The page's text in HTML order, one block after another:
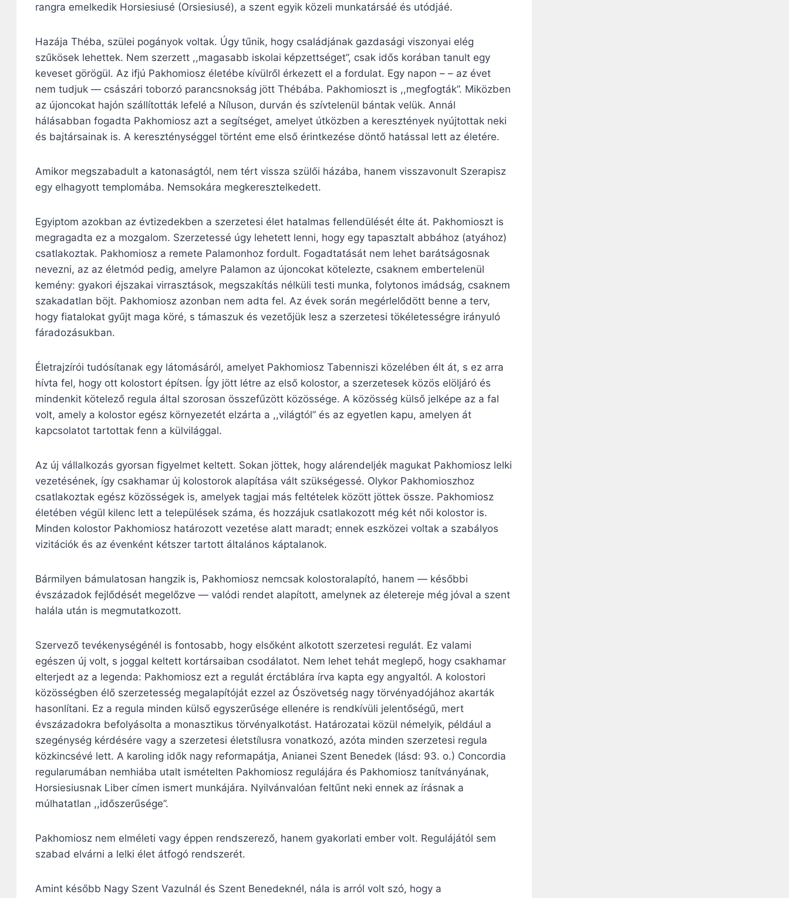
rangra emelkedik Horsiesiusé (Orsiesiusé), a szent egyik közeli munkatársáé és utódjáé.
Hazája Théba, szülei pogányok voltak. Úgy tűnik, hogy családjának gazdasági viszonyai elég
szűkösek lehettek. Nem szerzett ,,magasabb iskolai képzettséget”, csak idős korában tanult egy
keveset görögül. Az ifjú Pakhomiosz életébe kívülről érkezett el a fordulat. Egy napon – – az évet
nem tudjuk — császári toborzó parancsnokság jött Thébába. Pakhomioszt is ,,megfogták”. Miközben
az újoncokat hajón szállították lefelé a Níluson, durván és szívtelenül bántak velük. Annál
hálásabban fogadta Pakhomiosz azt a segítséget, amelyet útközben a keresztények nyújtottak neki
és bajtársainak is. A kereszténységgel történt eme első érintkezése döntő hatással lett az életére.
Amikor megszabadult a katonaságtól, nem tért vissza szülői házába, hanem visszavonult Szerapisz
egy elhagyott templomába. Nemsokára megkeresztelkedett.
Egyiptom azokban az évtizedekben a szerzetesi élet hatalmas fellendülését élte át. Pakhomioszt is
megragadta ez a mozgalom. Szerzetessé úgy lehetett lenni, hogy egy tapasztalt abbához (atyához)
csatlakoztak. Pakhomiosz a remete Palamonhoz fordult. Fogadtatását nem lehet barátságosnak
nevezni, az az életmód pedig, amelyre Palamon az újoncokat kötelezte, csaknem embertelenül
kemény: gyakori éjszakai virrasztások, megszakítás nélküli testi munka, folytonos imádság, csaknem
szakadatlan böjt. Pakhomiosz azonban nem adta fel. Az évek során megérlelődött benne a terv,
hogy fiatalokat gyűjt maga köré, s támaszuk és vezetőjük lesz a szerzetesi tökéletességre irányuló
fáradozásukban.
Életrajzírói tudósítanak egy látomásáról, amelyet Pakhomiosz Tabenniszi közelében élt át, s ez arra
hívta fel, hogy ott kolostort építsen. Így jött létre az első kolostor, a szerzetesek közös elöljáró és
mindenkit kötelező regula által szorosan összefűzött közössége. A közösség külső jelképe az a fal
volt, amely a kolostor egész környezetét elzárta a ,,világtól” és az egyetlen kapu, amelyen át
kapcsolatot tartottak fenn a külvilággal.
Az új vállalkozás gyorsan figyelmet keltett. Sokan jöttek, hogy alárendeljék magukat Pakhomiosz lelki
vezetésének, így csakhamar új kolostorok alapítása vált szükségessé. Olykor Pakhomioszhoz
csatlakoztak egész közösségek is, amelyek tagjai más feltételek között jöttek össze. Pakhomiosz
életében végül kilenc lett a települések száma, és hozzájuk csatlakozott még két női kolostor is.
Minden kolostor Pakhomiosz határozott vezetése alatt maradt; ennek eszközei voltak a szabályos
vizitációk és az évenként kétszer tartott általános káptalanok.
Bármilyen bámulatosan hangzik is, Pakhomiosz nemcsak kolostoralapító, hanem — későbbi
évszázadok fejlődését megelőzve — valódi rendet alapított, amelynek az életereje még jóval a szent
halála után is megmutatkozott.
Szervező tevékenységénél is fontosabb, hogy elsőként alkotott szerzetesi regulát. Ez valami
egészen új volt, s joggal keltett kortársaiban csodálatot. Nem lehet tehát meglepő, hogy csakhamar
elterjedt az a legenda: Pakhomiosz ezt a regulát érctáblára írva kapta egy angyaltól. A kolostori
közösségben élő szerzetesség megalapítóját ezzel az Ószövetség nagy törvényadójához akarták
hasonlítani. Ez a regula minden külső egyszerűsége ellenére is rendkívüli jelentőségű, mert
évszázadokra befolyásolta a monasztikus törvényalkotást. Határozatai közül némelyik, például a
szegénység kérdésére vagy a szerzetesi életstílusra vonatkozó, azóta minden szerzetesi regula
közkincsévé lett. A karoling idők nagy reformapátja, Anianei Szent Benedek (lásd: 93. o.) Concordia
regularumában nemhiába utalt ismételten Pakhomiosz regulájára és Pakhomiosz tanítványának,
Horsiesiusnak Liber címen ismert munkájára. Nyilvánvalóan feltűnt neki ennek az írásnak a
múlhatatlan ,,időszerűsége”.
Pakhomiosz nem elméleti vagy éppen rendszerező, hanem gyakorlati ember volt. Regulájától sem
szabad elvárni a lelki élet átfogó rendszerét.
Amint később Nagy Szent Vazulnál és Szent Benedeknél, nála is arról volt szó, hogy a